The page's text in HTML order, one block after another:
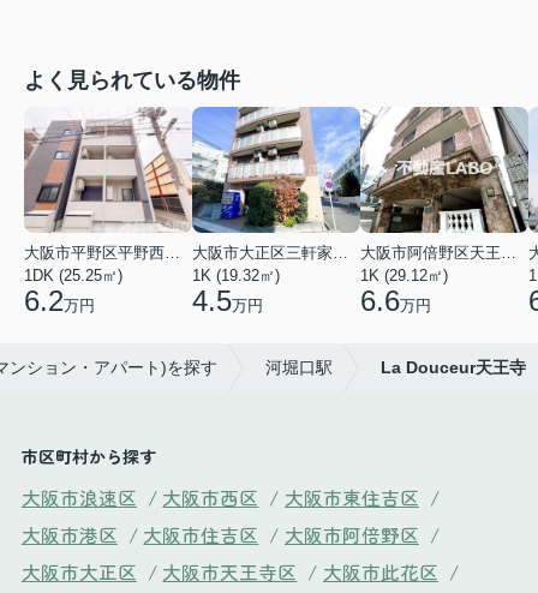
よく見られている物件
大阪市平野区平野西３丁目
1DK (25.25㎡)
6.2万円
大阪市大正区三軒家東４丁目
1K (19.32㎡)
4.5万円
大阪市阿倍野区天王寺町南２丁目
1K (29.12㎡)
6.6万円
ンション・アパート)を探す 河堀口駅 La Douceur天王寺
市区町村から探す
大阪市浪速区 / 大阪市西区 / 大阪市東住吉区 /
大阪市港区 / 大阪市住吉区 / 大阪市阿倍野区 /
大阪市大正区 / 大阪市天王寺区 / 大阪市此花区 /